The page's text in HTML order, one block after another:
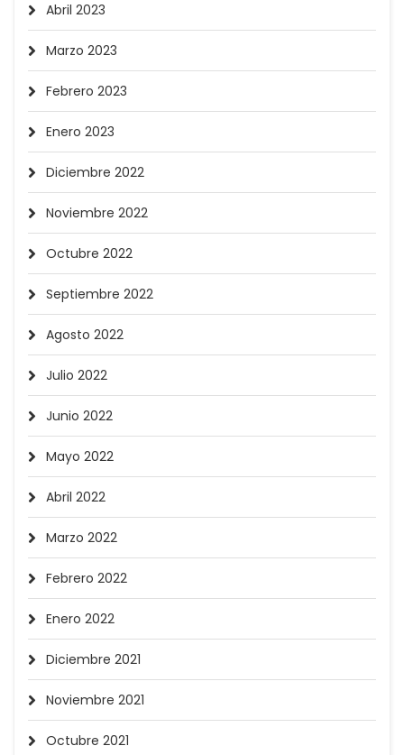
Abril 2023
Marzo 2023
Febrero 2023
Enero 2023
Diciembre 2022
Noviembre 2022
Octubre 2022
Septiembre 2022
Agosto 2022
Julio 2022
Junio 2022
Mayo 2022
Abril 2022
Marzo 2022
Febrero 2022
Enero 2022
Diciembre 2021
Noviembre 2021
Octubre 2021